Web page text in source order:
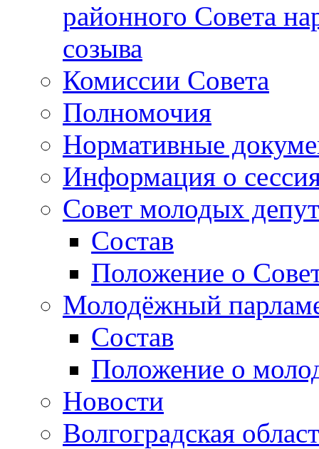
районного Совета
созыва
Комиссии Совета
Полномочия
Нормативные
Информация о
Совет молодых
Состав
Положение о
Молодёжный
Состав
Положение о
Новости
Волгоградская